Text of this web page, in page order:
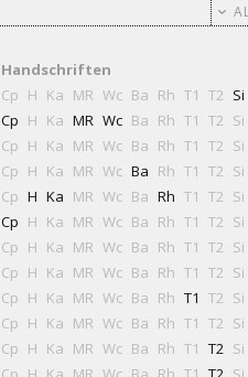
Handschriften
Cp H Ka MR Wc Ba Rh T1 T2 Si
Cp H Ka MR Wc Ba Rh T1 T2 Si
Cp H Ka MR Wc Ba Rh T1 T2 Si
Cp H Ka MR Wc Ba Rh T1 T2 Si
Cp H Ka MR Wc Ba Rh T1 T2 Si
Cp H Ka MR Wc Ba Rh T1 T2 Si
Cp H Ka MR Wc Ba Rh T1 T2 Si
Cp H Ka MR Wc Ba Rh T1 T2 Si
Cp H Ka MR Wc Ba Rh T1 T2 Si
Cp H Ka MR Wc Ba Rh T1 T2 Si
Cp H Ka MR Wc Ba Rh T1 T2 Si